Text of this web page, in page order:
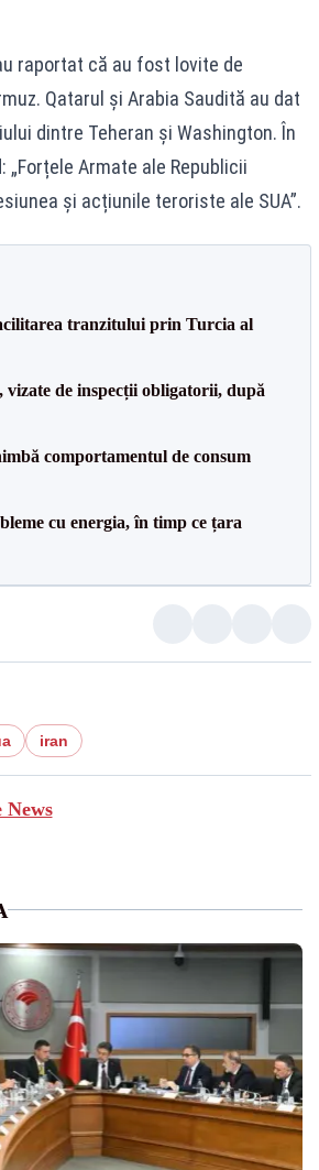
raportat că au fost lovite de
Qatarul și Arabia Saudită au dat
dintre Teheran și Washington. În
Armate ale Republicii
și acțiunile teroriste ale SUA”.
tranzitului prin Turcia al
de inspecții obligatorii, după
comportamentul de consum
cu energia, în timp ce țara
iran
News